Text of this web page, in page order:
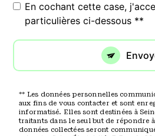
En cochant cette case,
particulières ci-dessous **
** Les données personnelles
aux fins de vous contacter et sont
informatisé. Elles sont destinées à
traitants dans le seul but de répondre
données collectées seront